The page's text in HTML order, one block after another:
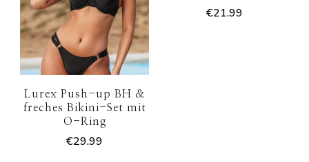
Lurex Push-up BH &
freches Bikini-Set mit
O-Ring
€29.99
€21.99